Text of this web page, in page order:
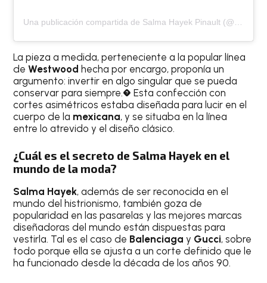
La pieza a medida, perteneciente a la popular línea
de Westwood hecha por encargo, proponía un
argumento: invertir en algo singular que se pueda
conservar para siempre.� Esta confección con
cortes asimétricos estaba diseñada para lucir en el
cuerpo de la mexicana, y se situaba en la línea
entre lo atrevido y el diseño clásico.
¿Cuál es el secreto de Salma Hayek en el
mundo de la moda?
Salma Hayek, además de ser reconocida en el
mundo del histrionismo, también goza de
popularidad en las pasarelas y las mejores marcas
diseñadoras del mundo están dispuestas para
vestirla. Tal es el caso de Balenciaga y Gucci, sobre
todo porque ella se ajusta a un corte definido que le
ha funcionado desde la década de los años 90.